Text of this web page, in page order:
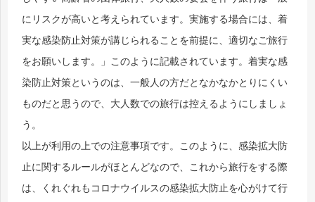
にリスクが高いと考えられています。実施する場合には、着
実な感染防止対策が講じられることを前提に、適切なご旅行
をお願いします。」このように記載されています。着実な感
染防止対策というのは、一般人の方だとなかなかとりにくい
ものだと思うので、大人数での旅行は控えるようにしましょ
う。
以上が利用の上での注意事項です。このように、感染拡大防
止に関するルールがほとんどなので、これから旅行をする際
は、くれぐれもコロナウイルスの感染拡大防止を心がけて行